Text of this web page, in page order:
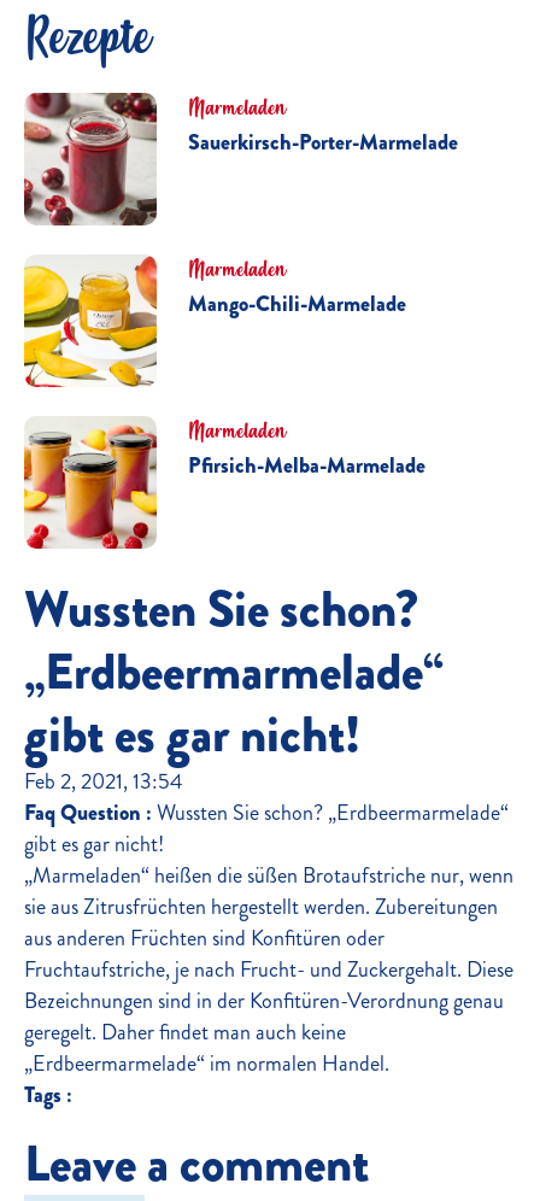
Rezepte
Marmeladen
Sauerkirsch-Porter-Marmelade
Marmeladen
Mango-Chili-Marmelade
Marmeladen
Pfirsich-Melba-Marmelade
Wussten Sie schon?
„Erdbeermarmelade“
gibt es gar nicht!
Feb 2, 2021, 13:54
Faq Question :Wussten Sie schon? „Erdbeermarmelade“
gibt es gar nicht!
„Marmeladen“ heißen die süßen Brotaufstriche nur, wenn
sie aus Zitrusfrüchten hergestellt werden. Zubereitungen
aus anderen Früchten sind Konfitüren oder
Fruchtaufstriche, je nach Frucht- und Zuckergehalt. Diese
Bezeichnungen sind in der Konfitüren-Verordnung genau
geregelt. Daher findet man auch keine
„Erdbeermarmelade“ im normalen Handel.
Tags :
Leave a comment